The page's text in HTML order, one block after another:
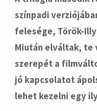
színpadi
felesége, Török-
Miután elváltak, te
szerepét a
jó kapcsolatot
lehet kezelni egy